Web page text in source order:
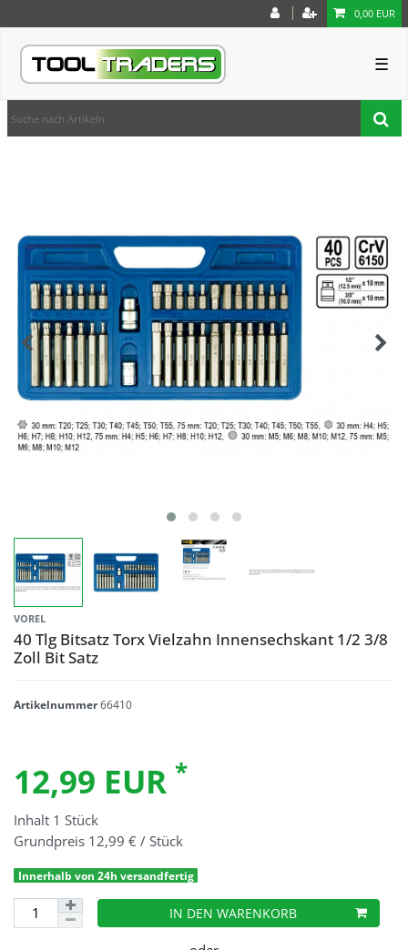
0,00 EUR
☰
VOREL
40 Tlg Bitsatz Torx Vielzahn Innensechskant 1/2 3/8
Zoll Bit Satz
Artikelnummer66410
12,99 EUR *
Inhalt 1 Stück
Grundpreis 12,99 € / Stück
Innerhalb von 24h versandfertig
IN DEN WARENKORB